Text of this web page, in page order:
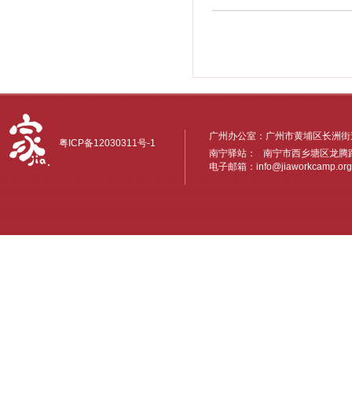
粤ICP备12030311号-1
广州办公室：广州市黄埔区长洲
南宁驿站： 南宁市西乡塘区龙
电子邮箱： info@jiaworkcamp.org